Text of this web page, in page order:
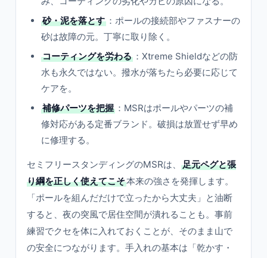
砂・泥を落とす ：ポールの接続部やファスナーの
砂は故障の元。丁寧に取り除く。
コーティングを労わる ：Xtreme Shieldなどの防
水も永久ではない。撥水が落ちたら必要に応じて
ケアを。
補修パーツを把握 ：MSRはポールやパーツの補
修対応がある定番ブランド。破損は放置せず早め
に修理する。
セミフリースタンディングのMSRは、
足元ペグと張
り綱を正しく使えてこそ本来の強さを発揮します。
「ポールを組んだだけで立ったから大丈夫」と油断
すると、夜の突風で居住空間が潰れることも。事前
練習でクセを体に入れておくことが、そのまま山で
の安全につながります。手入れの基本は「乾かす・